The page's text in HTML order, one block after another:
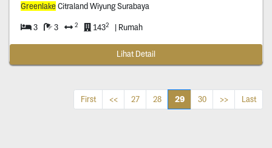
GreenlakeCitraland Wiyung Surabaya
3 3 2 1432 | Rumah
Lihat Detail
First << 27 28 29 30 >> Last